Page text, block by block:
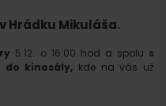
Hrádku Mikuláša.
5.12. o 16:00 hod a spolu s
do kinosály, kde na vás už